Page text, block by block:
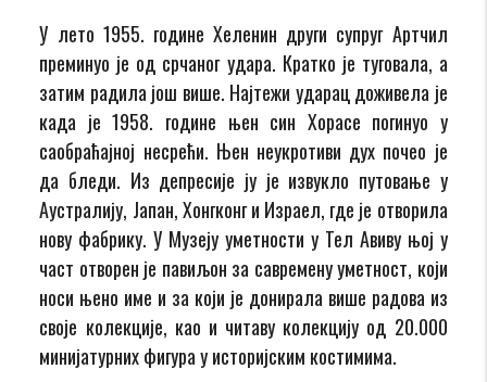
У лето 1955. године Хеленин други супруг Артчил
преминуо је од срчаног удара. Кратко је туговала, а
затим радила још више. Најтежи ударац доживела је
када је 1958. године њен син Хорасе погинуо у
саобраћајној несрећи. Њен неукротиви дух почео је
да бледи. Из депресије ју је извукло путовање у
Аустралију, Јапан, Хонгконг и Израел, где је отворила
нову фабрику. У Музеју уметности у Тел Авиву њој у
част отворен је павиљон за савремену уметност, који
носи њено име и за који је донирала више радова из
своје колекције, као и читаву колекцију од 20.000
минијатурних фигура у историјским костимима.